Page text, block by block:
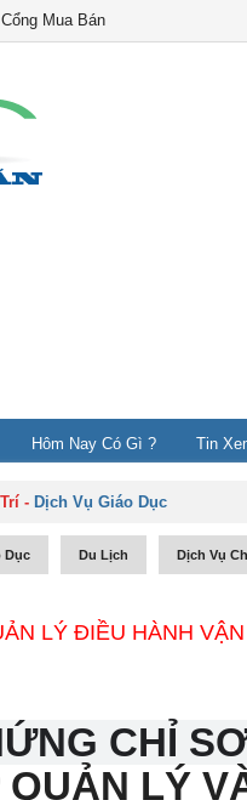
Mua Bán
Hôm Nay Có Gì ? Tin
- Dịch Vụ Giáo Dục
Dục Du Lịch Dịch Vụ
LÝ ĐIỀU HÀNH
CHỈ
LÝ